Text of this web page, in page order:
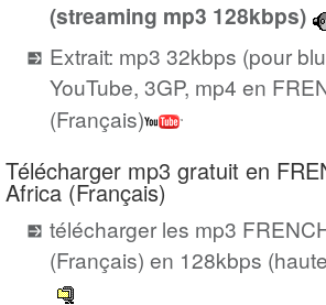
(streaming mp3 128kbps)
Extrait: mp3 32kbps (pour
YouTube, 3GP, mp4 en
(Français)
Télécharger mp3 gratuit en
Africa (Français)
télécharger les mp3
(Français) en 128kbps